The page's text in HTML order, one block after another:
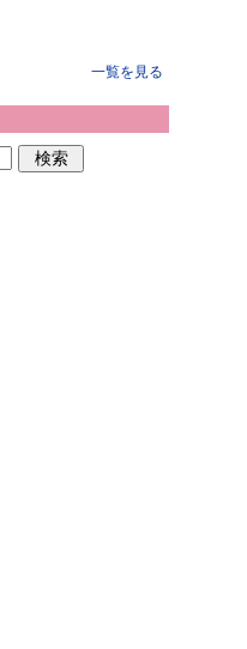
一覧を見る